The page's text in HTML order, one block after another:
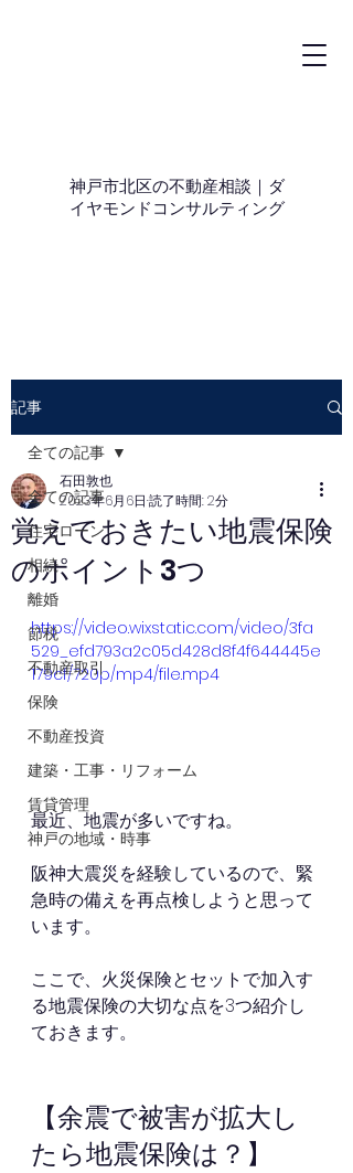
神戸市北区の不動産相談｜ダ
イヤモンドコンサルティング
記事
全ての記事
住宅ローン
相続
離婚
節税
不動産取引
保険
不動産投資
建築・工事・リフォーム
賃貸管理
神戸の地域・時事
全ての記事
覚えておきたい地震保険
のポイント3つ
石田敦也
2023年6月6日 読了時間: 2分
https://video.wixstatic.com/video/3fa
529_efd793a2c05d428d8f4f644445e
179cf/720p/mp4/file.mp4
最近、地震が多いですね。
阪神大震災を経験しているので、緊
急時の備えを再点検しようと思って
います。
ここで、火災保険とセットで加入す
る地震保険の大切な点を3つ紹介し
ておきます。
【余震で被害が拡大し
たら地震保険は？】